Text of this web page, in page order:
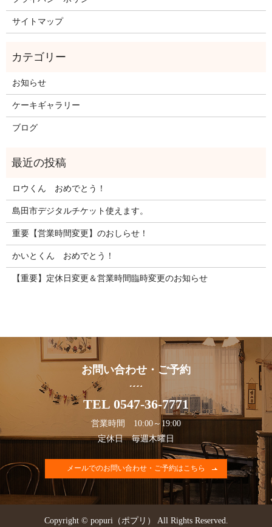
サイトマップ
お知らせ
ケーキギャラリー
ブログ
ロウくん おめでとう！
島田市デジタルチケット使えます。
重要【営業時間変更】のおしらせ！
かいとくん おめでとう！
【重要】定休日変更＆営業時間臨時変更のお知らせ
お問い合わせ・ご予約
TEL 0547-36-7771
営業時間 10:00～19:00
定休日 毎週木曜日
メールでのお問い合わせ・ご予約はこちら
Copyright © popuri（ポプリ） All Rights Reserved.